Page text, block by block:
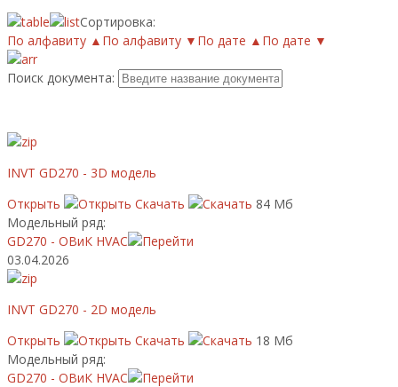
Сортировка:
По алфавиту ▲ По алфавиту ▼ По дате ▲ По дате ▼
Поиск документа:
INVT GD270 - 3D модель
Открыть
Скачать
84 Мб
Модельный ряд:
GD270 - ОВиК HVAC
03.04.2026
INVT GD270 - 2D модель
Открыть
Скачать
18 Мб
Модельный ряд:
GD270 - ОВиК HVAC